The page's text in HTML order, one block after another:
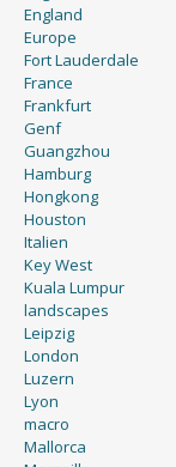
England
Europe
Fort Lauderdale
France
Frankfurt
Genf
Guangzhou
Hamburg
Hongkong
Houston
Italien
Key West
Kuala Lumpur
landscapes
Leipzig
London
Luzern
Lyon
macro
Mallorca